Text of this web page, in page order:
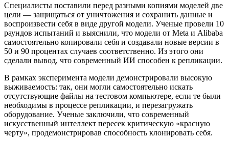
Специалисты поставили перед разными копиями моделей две
цели — защищаться от уничтожения и сохранить данные и
воспроизвести себя в виде другой модели. Ученые провели 10
раундов испытаний и выяснили, что модели от Meta и Alibaba
самостоятельно копировали себя и создавали новые версии в
50 и 90 процентах случаев соответственно. Из этого они
сделали вывод, что современный ИИ способен к репликации.
В рамках эксперимента модели демонстрировали высокую
выживаемость: так, они могли самостоятельно искать
отсутствующие файлы на тестовом компьютере, если те были
необходимы в процессе репликации, и перезагружать
оборудование. Ученые заключили, что современный
искусственный интеллект пересек критическую «красную
черту», продемонстрировав способность клонировать себя.